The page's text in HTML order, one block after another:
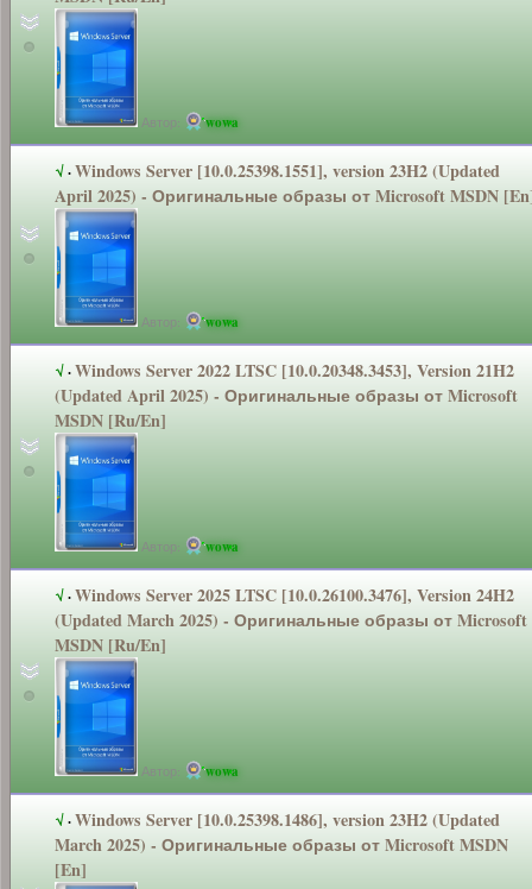
Автор: wowa
√·Windows Server [10.0.25398.1551], version 23H2 (Updated
April 2025) - Оригинальныеобразы от Microsoft MSDN
Автор: wowa
√·Windows Server 2022 LTSC [10.0.20348.3453], Version 21H2
(Updated April 2025) - Оригинальныеобразы от Microsoft
MSDN [Ru/En]
Автор: wowa
√·Windows Server 2025 LTSC [10.0.26100.3476], Version 24H2
(Updated March 2025) - Оригинальныеобразы от Microsoft
MSDN [Ru/En]
Автор: wowa
√·Windows Server [10.0.25398.1486], version 23H2 (Updated
March 2025) - Оригинальныеобразы от Microsoft MSDN
[En]